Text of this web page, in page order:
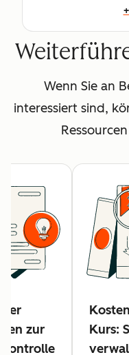
Wenn Sie an
interessiert sind,
zur
Kurs: